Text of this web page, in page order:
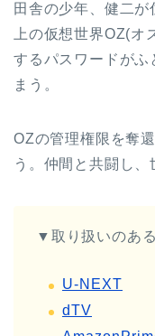
田舎の少年、健二が
上の仮想世界OZ(
するパスワードがふ
まう。
OZの管理権限を奪
う。仲間と共闘し、
▼取り扱いのあ
U-NEXT
dTV